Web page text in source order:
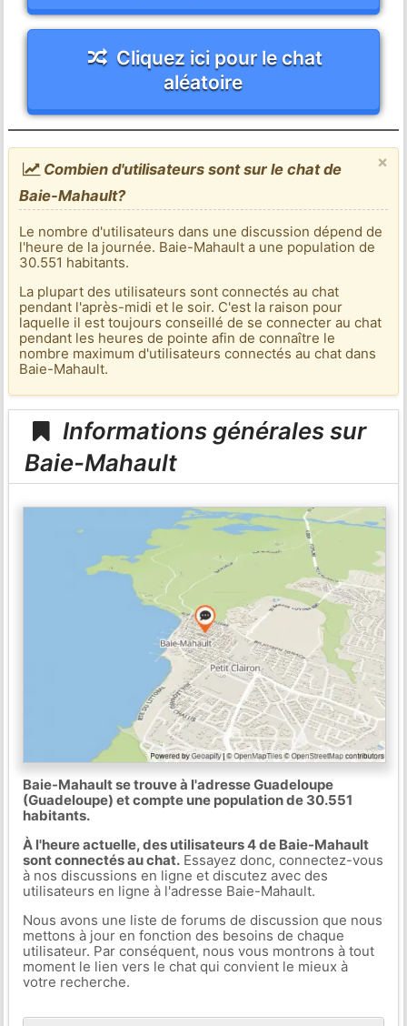
Cliquez ici pour le chat
aléatoire
×
Combien d'utilisateurs sont sur le chat de
Baie-Mahault?
Le nombre d'utilisateurs dans une discussion dépend de
l'heure de la journée. Baie-Mahault a une population de
30.551 habitants.
La plupart des utilisateurs sont connectés au chat
pendant l'après-midi et le soir. C'est la raison pour
laquelle il est toujours conseillé de se connecter au chat
pendant les heures de pointe afin de connaître le
nombre maximum d'utilisateurs connectés au chat dans
Baie-Mahault.
Informations générales sur
Baie-Mahault
Baie-Mahault se trouve à l'adresse Guadeloupe
(Guadeloupe) et compte une population de 30.551
habitants.
À l'heure actuelle, des utilisateurs 4 de Baie-Mahault
sont connectés au chat.Essayez donc, connectez-vous
à nos discussions en ligne et discutez avec des
utilisateurs en ligne à l'adresse Baie-Mahault.
Nous avons une liste de forums de discussion que nous
mettons à jour en fonction des besoins de chaque
utilisateur. Par conséquent, nous vous montrons à tout
moment le lien vers le chat qui convient le mieux à
votre recherche.